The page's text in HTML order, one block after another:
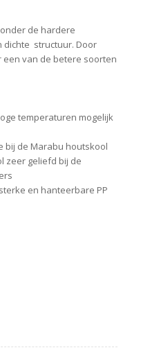
de hardere
dichte structuur. Door
van de betere soorten
temperaturen mogelijk
bij de Marabu houtskool
zeer geliefd bij de
en hanteerbare PP